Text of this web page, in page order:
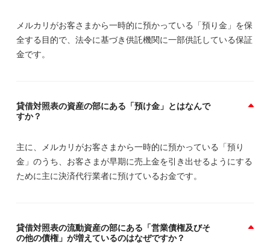
メルカリがお客さまから一時的に預かっている「預り金」を保
全する目的で、法令に基づき供託機関に一部供託している保証
金です。
貸借対照表の資産の部にある「預け金」とはなんで
すか？
主に、メルカリがお客さまから一時的に預かっている「預り
金」のうち、お客さまが早期に売上金を引き出せるようにする
ために主に決済代行業者に預けているお金です。
貸借対照表の流動資産の部にある「営業債権及びそ
の他の債権」が増えているのはなぜですか？